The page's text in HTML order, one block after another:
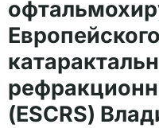
(ESCRS)